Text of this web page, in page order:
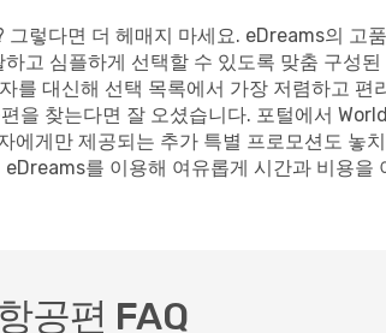
렇다면 더 헤매지 마세요. eDreams의 고
고 심플하게 선택할 수 있도록 맞춤 구성
를 대신해 선택 목록에서 가장 저렴하고
을 찾는다면 잘 오셨습니다. 포털에서
에게만 제공되는 추가 특별 프로모션도 놓
를 이용해 여유롭게 시간과 비용
공편 FAQ